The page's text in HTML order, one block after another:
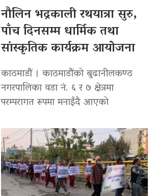
नौलिन भद्रकाली रथयात्रा सुरु,
पाँच दिनसम्म धार्मिक तथा
सांस्कृतिक कार्यक्रम आयोजना
काठमाडौं । काठमाडौंको बुढानीलकण्ठ
नगरपालिका वडा नं. ६ र ७ क्षेत्रमा
परम्परागत रूपमा मनाइँदै आएको